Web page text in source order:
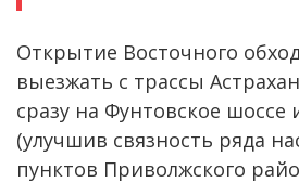
Открытие Восточного
выезжать с трассы
сразу на Фунтовское шоссе
(улучшив связность ряда
пунктов Приволжского